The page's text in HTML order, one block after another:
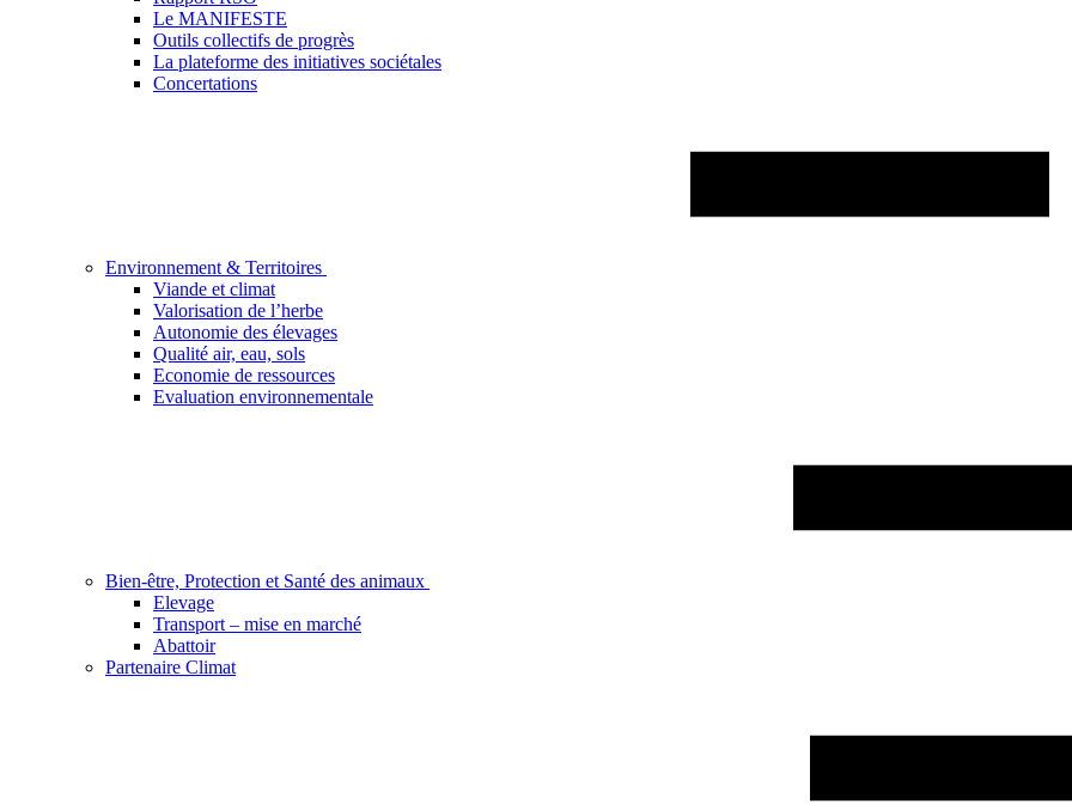
Le MANIFESTE
Outils collectifs de progrès
La plateforme des initiatives sociétales
Concertations
Environnement & Territoires
Viande et climat
Valorisation de l’herbe
Autonomie des élevages
Qualité air, eau, sols
Economie de ressources
Evaluation environnementale
Bien-être, Protection et Santé des animaux
Elevage
Transport – mise en marché
Abattoir
Partenaire Climat